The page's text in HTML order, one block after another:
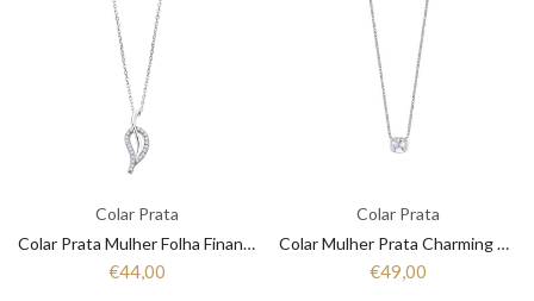
Colar Prata
Colar Prata Mulher Folha Financeira Pure Essential Lotus Silver LP3060-1/1
€44,00
Colar Prata
Colar Mulher Prata Charming Lady Lotus Silver LP2002-1/1
€49,00